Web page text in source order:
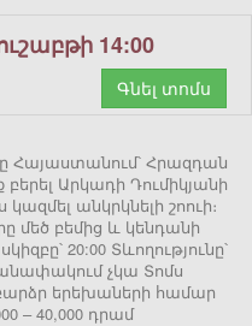
14:00
Գնել տոմս
Հայաստանում՝ Հրազդան
Արկադի Դումիկյանի
անկրկնելի շոուի։
մեծ բեմից և կենդանի
20:00 Տևողությունը՝
չկա Տոմս
երեխաների համար
– 40,000 դրամ